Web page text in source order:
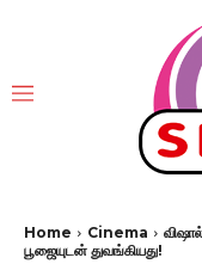
Home Cinema
பூஜையுடன் துவங்கியது!